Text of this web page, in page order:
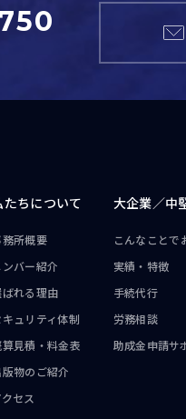
たちについて
所概要
ンバー紹介
れる理由
キュリティ体制
見積・料金表
版物のご紹介
セス
大企業／中
こんなことで
実績・特徴
手続代行
労務相談
助成金申請サ